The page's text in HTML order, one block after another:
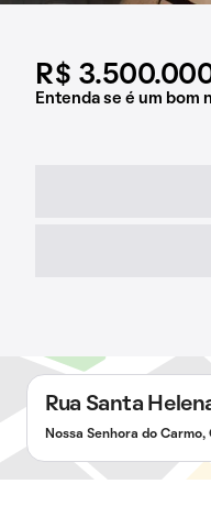
R$
Entenda se é um bom
Rua Santa
Nossa Senhora do Carmo,